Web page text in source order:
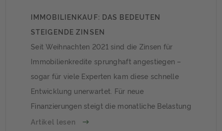
IMMOBILIENKAUF: DAS BEDEUTEN
STEIGENDE ZINSEN
Seit Weihnachten 2021 sind die Zinsen für
Immobilienkredite sprunghaft angestiegen –
sogar für viele Experten kam diese schnelle
Entwicklung unerwartet. Für neue
Finanzierungen steigt die monatliche Belastung
deutlich. Was sollten Immobilienkäufer
Artikel lesen